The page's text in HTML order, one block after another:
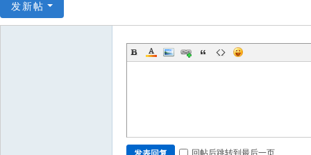
发新帖
回帖后跳转到最后一页